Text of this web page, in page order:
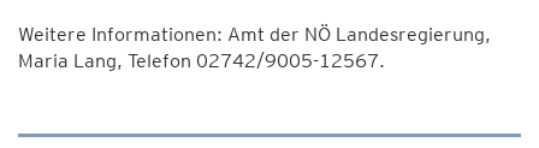
Weitere Informationen: Amt der NÖ Landesregierung,
Maria Lang, Telefon 02742/9005-12567.